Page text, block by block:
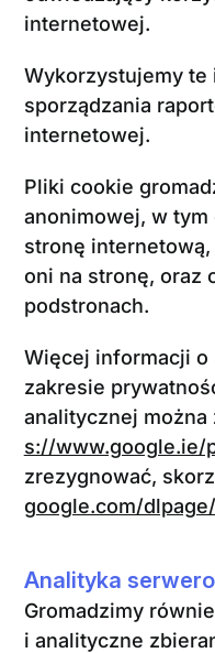
internetowej.
Wykorzystujemy te
sporządzania
internetowej.
Pliki cookie
anonimowej, w
stronę
oni na stronę, oraz
podstronach.
Więcej informacji o
zakresie
analitycznej można
s://www.google.ie/
zrezygnować,
google.com/
Analityka
Gromadzimy
i analityczne